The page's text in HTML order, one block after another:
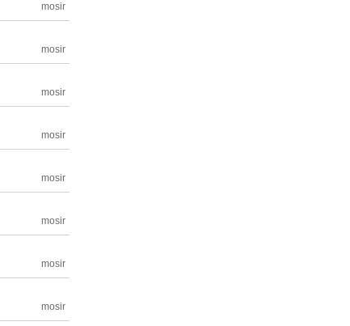
mosir
mosir
mosir
mosir
mosir
mosir
mosir
mosir